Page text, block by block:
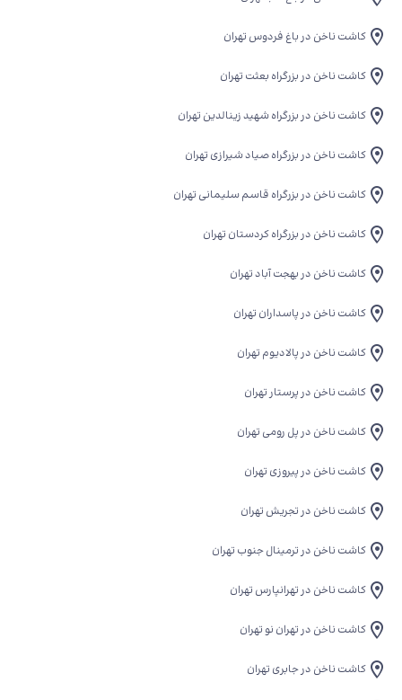
کاشت ناخن در باغ فردوس تهران
کاشت ناخن در بزرگراه بعثت تهران
کاشت ناخن در بزرگراه شهید زینالدین تهران
کاشت ناخن در بزرگراه صیاد شیرازی تهران
کاشت ناخن در بزرگراه قاسم سلیمانی تهران
کاشت ناخن در بزرگراه کردستان تهران
کاشت ناخن در بهجت آباد تهران
کاشت ناخن در پاسداران تهران
کاشت ناخن در پالادیوم تهران
کاشت ناخن در پرستار تهران
کاشت ناخن در پل رومی تهران
کاشت ناخن در پیروزی تهران
کاشت ناخن در تجریش تهران
کاشت ناخن در ترمینال جنوب تهران
کاشت ناخن در تهرانپارس تهران
کاشت ناخن در تهران نو تهران
کاشت ناخن در جابری تهران